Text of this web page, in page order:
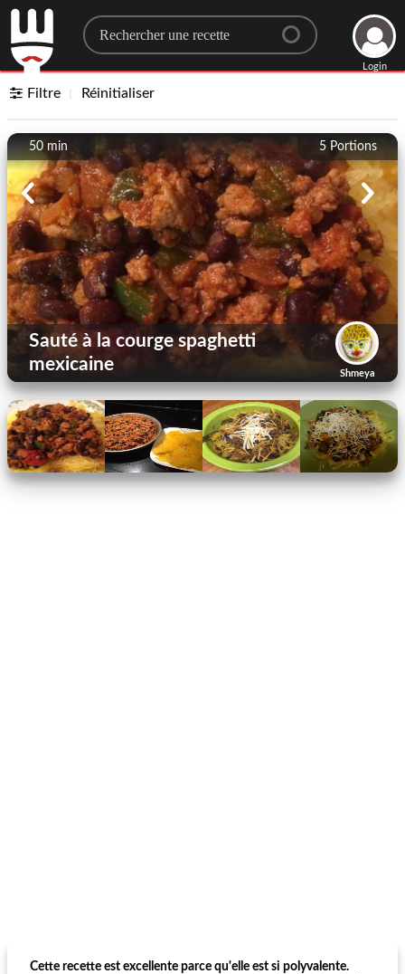
Search for a recipe
Login
Filtre Réinitialiser
5 Portions
50 min
Shmeya
Sauté à la courge spaghetti
mexicaine
Cette recette est excellente parce qu'elle est si polyvalente.